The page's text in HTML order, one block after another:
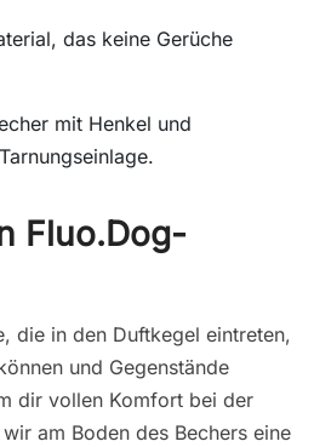
das keine Gerüche
mit Henkel und
Fluo.Dog-
die in den Duftkegel eintreten,
und Gegenstände
dir vollen Komfort bei der
am Boden des Bechers eine